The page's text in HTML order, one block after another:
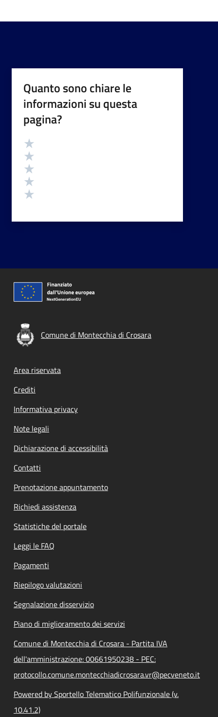
Quanto sono chiare le
informazioni su questa
pagina?
Valutazione
Comune di Montecchia di Crosara
Footer menu
Area riservata
Crediti
Informativa privacy
Note legali
Dichiarazione di accessibilità
Contatti
Prenotazione appuntamento
Richiedi assistenza
Statistiche del portale
Leggi le FAQ
Pagamenti
Riepilogo valutazioni
Segnalazione disservizio
Piano di miglioramento dei servizi
Comune di Montecchia di Crosara - Partita IVA
dell'amministrazione: 00661950238 - PEC:
protocollo.comune.montecchiadicrosara.vr@pecveneto.it
Powered by Sportello Telematico Polifunzionale (v.
10.41.2)